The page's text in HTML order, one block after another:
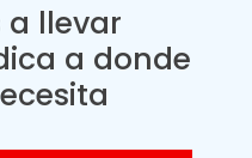
a llevar
a donde